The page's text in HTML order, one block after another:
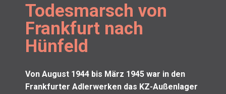
Todesmarsch von
Frankfurt nach
Hünfeld
Von August 1944 bis März 1945 war in den
Frank­fur­ter Adler­wer­ken das KZ-Außen­la­ger